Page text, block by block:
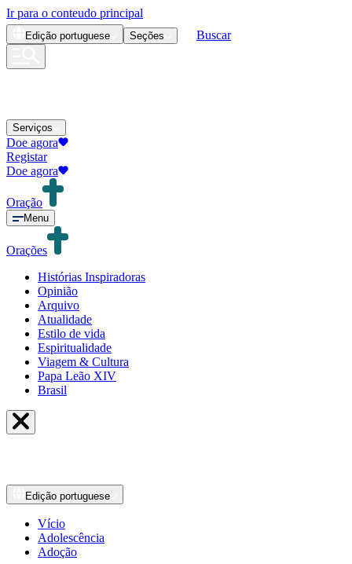
Ir para o conteudo principal
Edição portuguese Seções Buscar
Serviços
Doe agora
Registar
Doe agora
Oração
Menu
Orações
Histórias Inspiradoras
Opinião
Arquivo
Atualidade
Estilo de vida
Espiritualidade
Viagem & Cultura
Papa Leão XIV
Brasil
Edição portuguese
Vício
Adolescência
Adoção